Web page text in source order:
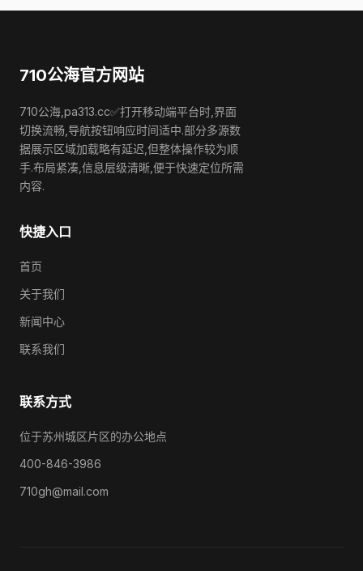
710公海官方网站
710公海,pa313.cc✅打开移动端平台时,界面
切换流畅,导航按钮响应时间适中.部分多源数
据展示区域加载略有延迟,但整体操作较为顺
手.布局紧凑,信息层级清晰,便于快速定位所需
内容.
快捷入口
首页
关于我们
新闻中心
联系我们
联系方式
位于苏州城区片区的办公地点
400-846-3986
710gh@mail.com